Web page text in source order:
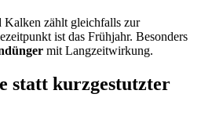
Kalken zählt gleichfalls zur
ist das Frühjahr. Besonders
mit Langzeitwirkung.
statt kurzgestutzter